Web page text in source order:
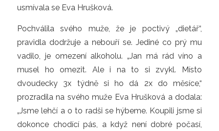
usmívala se Eva Hrušková.
Pochválila svého muže, že je poctivý „dietář“,
pravidla dodržuje a nebouří se. Jediné co prý mu
vadilo, je omezení alkoholu. „Jan má rád víno a
musel ho omezit. Ale i na to si zvykl. Místo
dvoudecky 3x týdně si ho dá 2x do měsíce,“
prozradila na svého muže Eva Hrušková a dodala:
„Jsme lehčí a o to radši se hýbeme. Koupili jsme si
dokonce chodící pás, a když není dobré počasí,